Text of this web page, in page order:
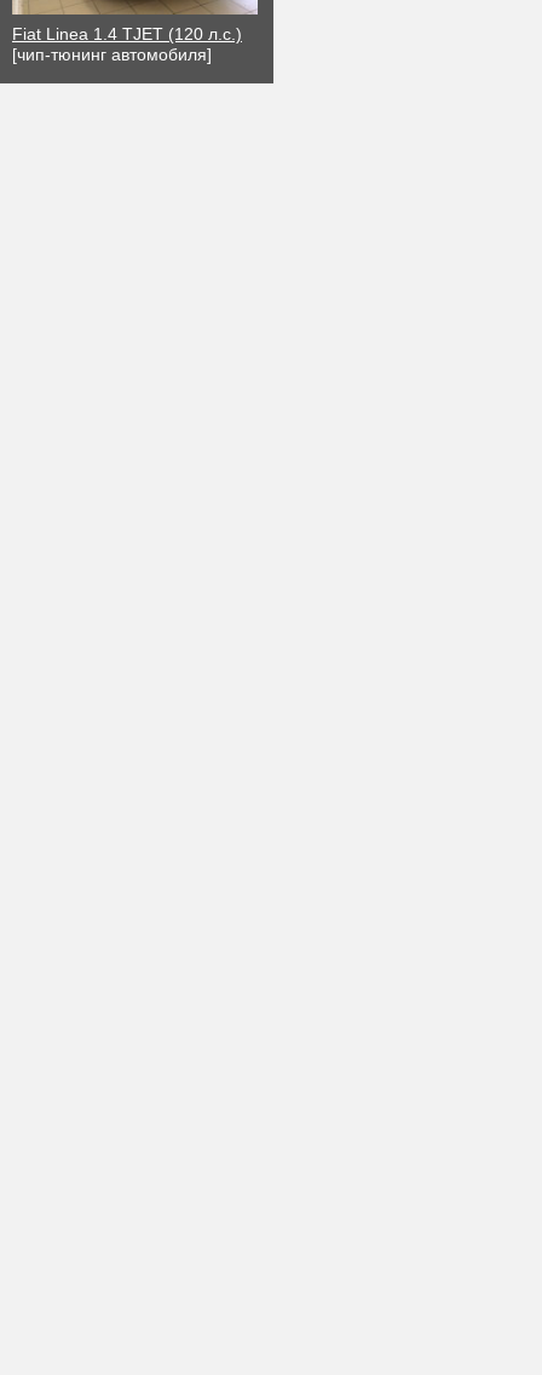
Fiat Linea 1.4 TJET (120 л.с.)
[чип-тюнинг автомобиля]